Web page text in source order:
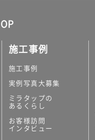
施工事例
施工事例
実例写真大募集
ミラタップの
あるくらし
お客様訪問
インタビュー